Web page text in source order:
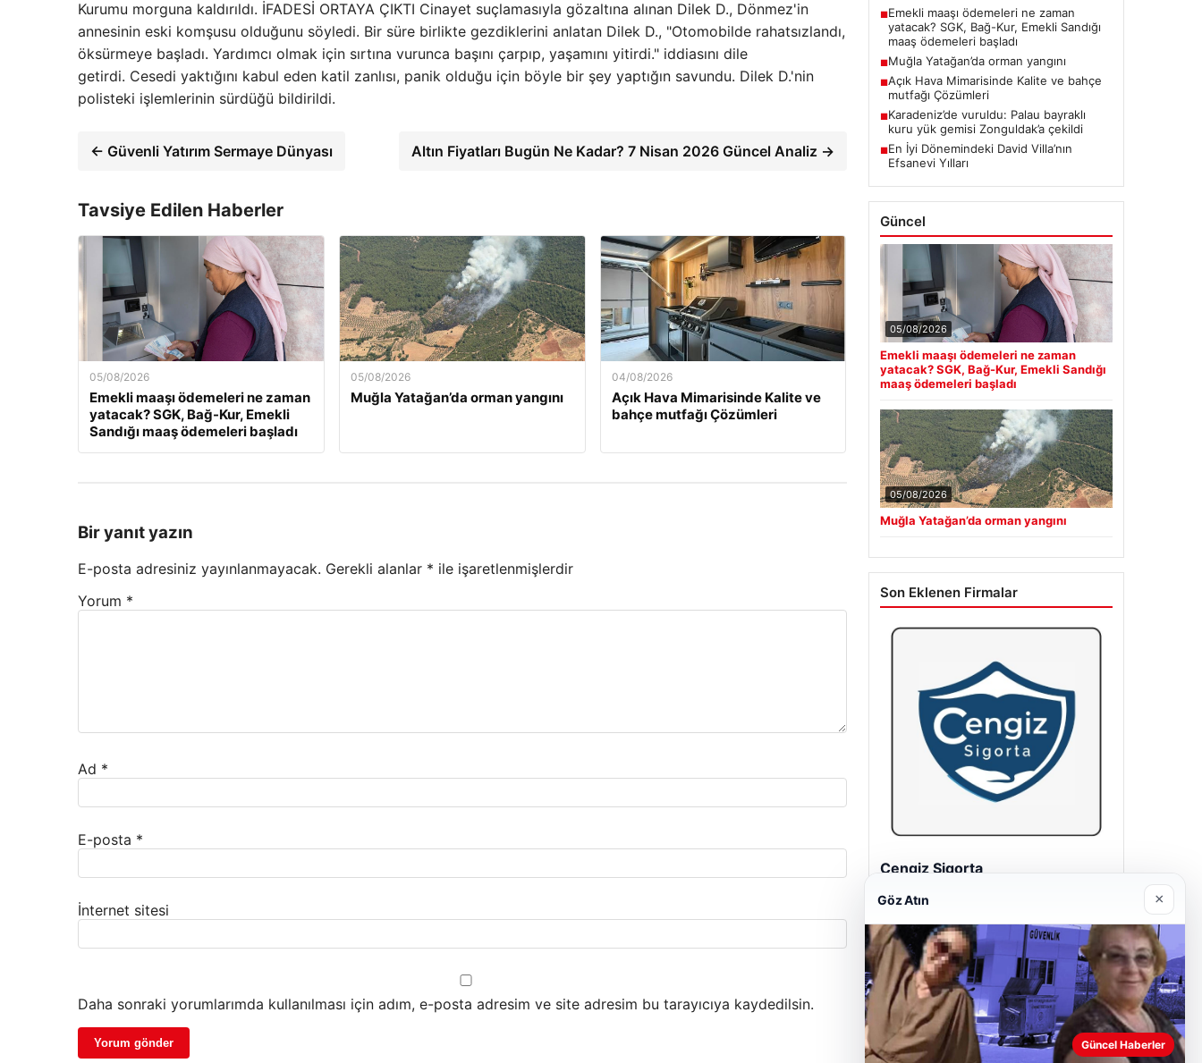
Kurumu morguna kaldırıldı. İFADESİ ORTAYA ÇIKTI Cinayet suçlamasıyla gözaltına alınan Dilek D., Dönmez'in
annesinin eski komşusu olduğunu söyledi. Bir süre birlikte gezdiklerini anlatan Dilek D., "Otomobilde rahatsızlandı,
öksürmeye başladı. Yardımcı olmak için sırtına vurunca başını çarpıp, yaşamını yitirdi." iddiasını dile
getirdi. Cesedi yaktığını kabul eden katil zanlısı, panik olduğu için böyle bir şey yaptığın savundu. Dilek D.'nin
polisteki işlemlerinin sürdüğü bildirildi.
← Güvenli Yatırım Sermaye Dünyası Altın Fiyatları Bugün Ne Kadar? 7 Nisan 2026 Güncel Analiz →
Tavsiye Edilen Haberler
05/08/2026
Emekli maaşı ödemeleri ne zaman
yatacak? SGK, Bağ-Kur, Emekli
Sandığı maaş ödemeleri başladı
05/08/2026
Muğla Yatağan’da orman yangını
04/08/2026
Açık Hava Mimarisinde Kalite ve
bahçe mutfağı Çözümleri
Bir yanıt yazın
E-posta adresiniz yayınlanmayacak. Gerekli alanlar * ile işaretlenmişlerdir
Yorum *
Ad *
E-posta *
İnternet sitesi
Daha sonraki yorumlarımda kullanılması için adım, e-posta adresim ve site adresim bu tarayıcıya kaydedilsin.
■Emekli maaşı ödemeleri ne zaman
yatacak? SGK, Bağ-Kur, Emekli Sandığı
maaş ödemeleri başladı
■Muğla Yatağan’da orman yangını
■Açık Hava Mimarisinde Kalite ve bahçe
mutfağı Çözümleri
■Karadeniz’de vuruldu: Palau bayraklı
kuru yük gemisi Zonguldak’a çekildi
■En İyi Dönemindeki David Villa’nın
Efsanevi Yılları
Güncel
05/08/2026
Emekli maaşı ödemeleri ne zaman
yatacak? SGK, Bağ-Kur, Emekli Sandığı
maaş ödemeleri başladı
05/08/2026
Muğla Yatağan’da orman yangını
Son Eklenen Firmalar
Hastaş Beton
Göz Atın ×
Güncel Haberler